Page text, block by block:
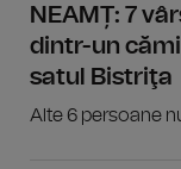
NEAMȚ: 7
dintr-un
satul Bistriţa
Alte 6 persoane